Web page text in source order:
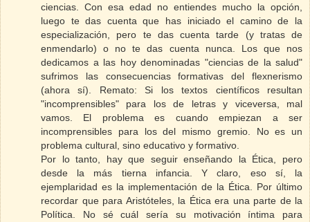
ciencias. Con esa edad no entiendes mucho la opción,
luego te das cuenta que has iniciado el camino de la
especialización, pero te das cuenta tarde (y tratas de
enmendarlo) o no te das cuenta nunca. Los que nos
dedicamos a las hoy denominadas "ciencias de la salud"
sufrimos las consecuencias formativas del flexnerismo
(ahora sí). Remato: Si los textos científicos resultan
"incomprensibles" para los de letras y viceversa, mal
vamos. El problema es cuando empiezan a ser
incomprensibles para los del mismo gremio. No es un
problema cultural, sino educativo y formativo.
Por lo tanto, hay que seguir enseñando la Ética, pero
desde la más tierna infancia. Y claro, eso sí, la
ejemplaridad es la implementación de la Ética. Por último
recordar que para Aristóteles, la Ética era una parte de la
Política. No sé cuál sería su motivación íntima para